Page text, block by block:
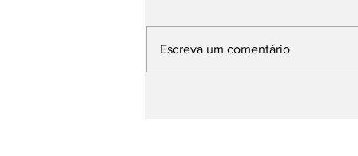
Escreva um comentário